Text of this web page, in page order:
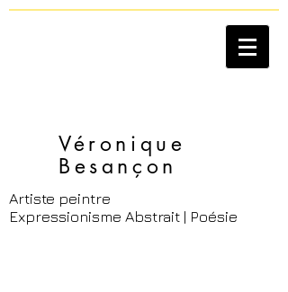
Véronique
Besançon​
Artiste peintre
Expressionisme Abstrait | Poésie